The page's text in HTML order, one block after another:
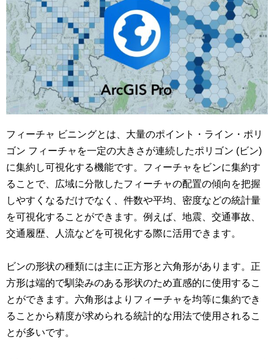
フィーチャ ビニングとは、大量のポイント・ライン・ポリ
ゴン フィーチャを一定の大きさが連続したポリゴン (ビン)
に集約し可視化する機能です。フィーチャをビンに集約す
ることで、広域に分散したフィーチャの配置の傾向を把握
しやすくなるだけでなく、件数や平均、密度などの統計量
を可視化することができます。例えば、地震、交通事故、
交通履歴、人流などを可視化する際に活用できます。
ビンの形状の種類には主に正方形と六角形があります。正
方形は端的で馴染みのある形状のため直感的に使用するこ
とができます。六角形はよりフィーチャを均等に集約でき
ることから精度が求められる統計的な用法で使用されるこ
とが多いです。